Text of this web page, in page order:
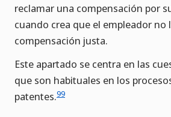
reclamar una compensación por
cuando crea que el empleador no
compensación justa.
Este apartado se centra en las
que son habituales en los
patentes.99